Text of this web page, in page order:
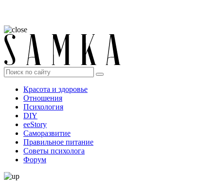
Красота и здоровье
Отношения
Психология
DIY
ееStory
Саморазвитие
Правильное питание
Советы психолога
Форум